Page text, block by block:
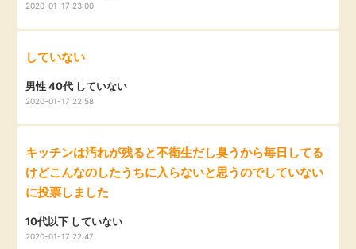
2020-01-17 23:00
していない
男性 40代 していない
2020-01-17 22:58
キッチンは汚れが残ると不衛生だし臭うから毎日してる
けどこんなのしたうちに入らないと思うのでしていない
に投票しました
10代以下 していない
2020-01-17 22:47